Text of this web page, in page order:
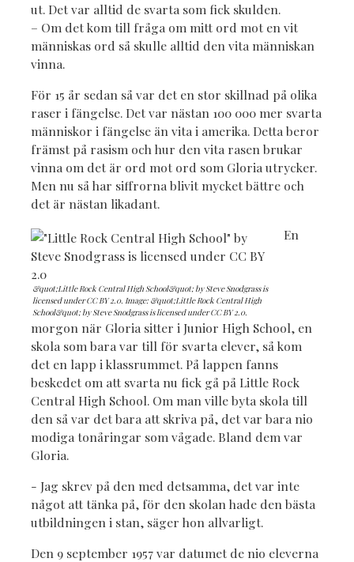
ut. Det var alltid de svarta som fick skulden.
– Om det kom till fråga om mitt ord mot en vit
människas ord så skulle alltid den vita människan
vinna.
För 15 år sedan så var det en stor skillnad på olika
raser i fängelse. Det var nästan 100 000 mer svarta
människor i fängelse än vita i amerika. Detta beror
främst på rasism och hur den vita rasen brukar
vinna om det är ord mot ord som Gloria utrycker.
Men nu så har siffrorna blivit mycket bättre och
det är nästan likadant.
&quot;Little Rock Central High School&quot; by Steve Snodgrass is
licensed under CC BY 2.0. Image: &quot;Little Rock Central High
School&quot; by Steve Snodgrass is licensed under CC BY 2.0.
En
morgon när Gloria sitter i Junior High School, en
skola som bara var till för svarta elever, så kom
det en lapp i klassrummet. På lappen fanns
beskedet om att svarta nu fick gå på Little Rock
Central High School. Om man ville byta skola till
den så var det bara att skriva på, det var bara nio
modiga tonåringar som vågade. Bland dem var
Gloria.
- Jag skrev på den med detsamma, det var inte
något att tänka på, för den skolan hade den bästa
utbildningen i stan, säger hon allvarligt.
Den 9 september 1957 var datumet de nio eleverna